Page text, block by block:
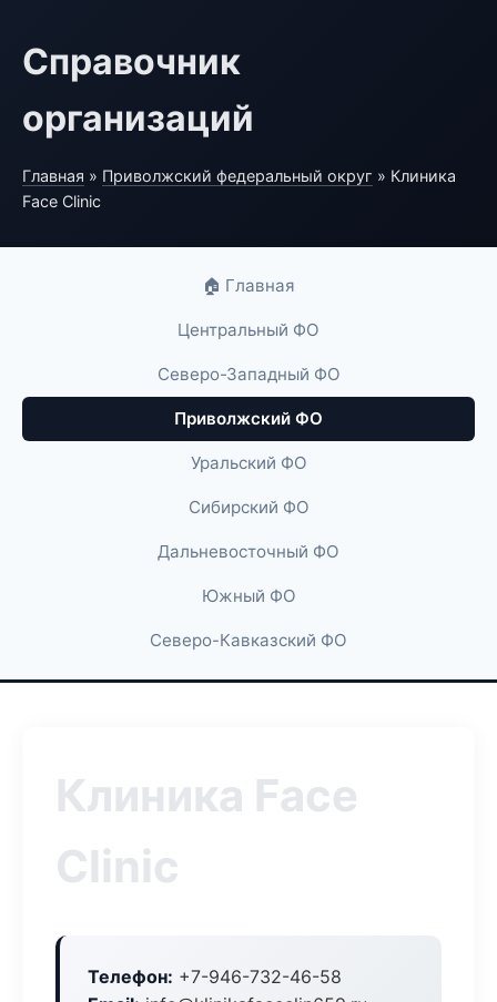
Справочник
организаций
Главная » Приволжский федеральный округ » Клиника
Face Clinic
🏠 Главная
Центральный ФО
Северо-Западный ФО
Приволжский ФО
Уральский ФО
Сибирский ФО
Дальневосточный ФО
Южный ФО
Северо-Кавказский ФО
Клиника Face
Clinic
Телефон: +7-946-732-46-58